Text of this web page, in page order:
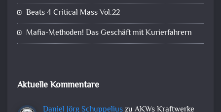
Beats 4 Critical Mass Vol.22
Mafia-Methoden! Das Geschäft mit Kurierfahrern
Aktuelle Kommentare